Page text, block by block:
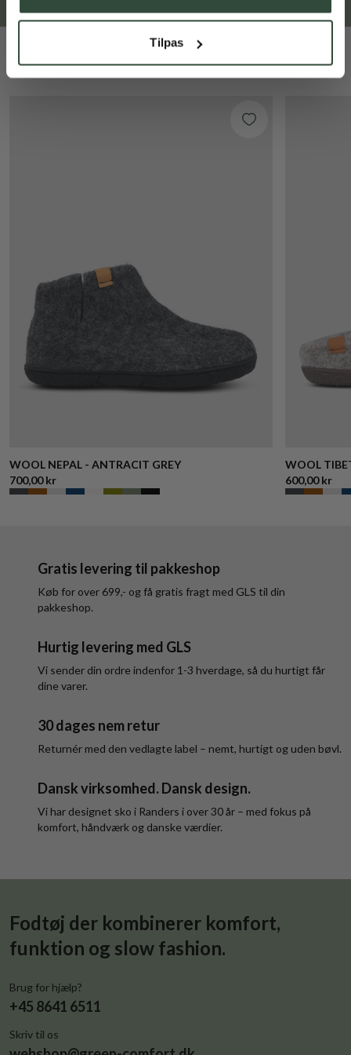
Tilpas
Måske du kan lide
WOOL NEPAL - ANTRACIT GREY
700,00 kr
WOOL
600,00 kr
Gratis levering til pakkeshop
Køb for over 699,- og få gratis fragt med GLS til din
pakkeshop.
Hurtig levering med GLS
Vi sender din ordre indenfor 1-3 hverdage, så du hurtigt får
dine varer.
30 dages nem retur
Returnér med den vedlagte label – nemt, hurtigt og uden bøvl.
Dansk virksomhed. Dansk design.
Vi har designet sko i Randers i over 30 år – med fokus på
komfort, håndværk og danske værdier.
Fodtøj der kombinerer komfort,
funktion og slow fashion.
Brug for hjælp?
+45 8641 6511
Skriv til os